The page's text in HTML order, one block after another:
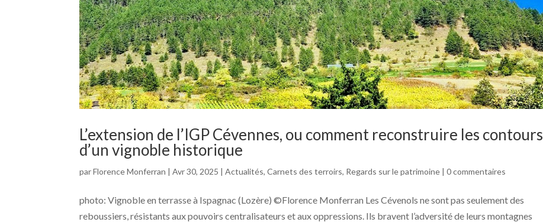
L’extension de l’IGP Cévennes, ou comment reconstruire les contours
d’un vignoble historique
parFlorence Monferran |Avr 30, 2025 |Actualités,Carnets des terroirs, Regards sur le patrimoine |0 commentaires
photo: Vignoble en terrasse à Ispagnac (Lozère) ©Florence Monferran Les Cévenols ne sont pas seulement des
reboussiers, résistants aux pouvoirs centralisateurs et aux oppressions. Ils bravent l’adversité de leurs montagnes